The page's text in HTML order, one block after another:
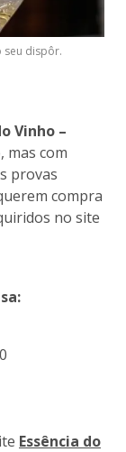
seu dispôr.
Vinho –
mas com
provas
compra
no site
Essência do